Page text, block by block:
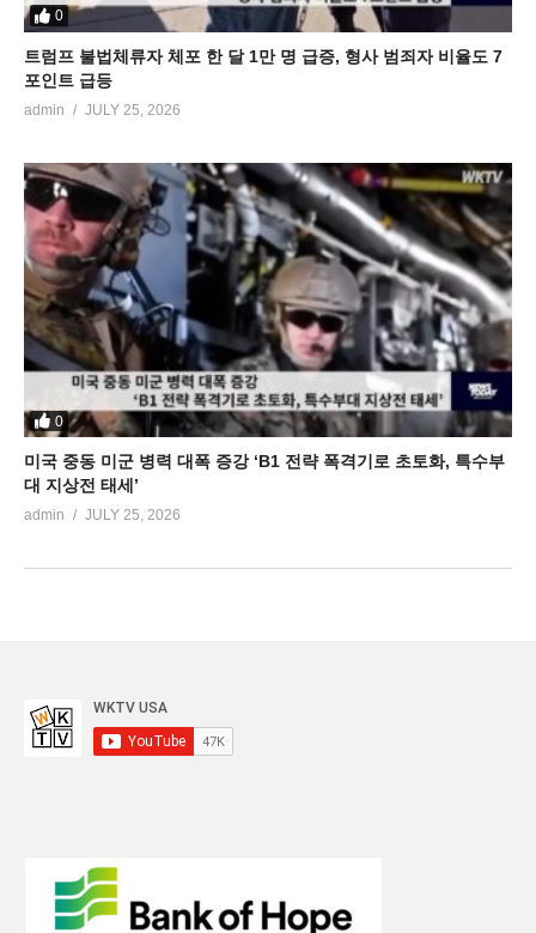
0
트럼프 불법체류자 체포 한 달 1만 명 급증, 형사 범죄자 비율도 7
포인트 급등
admin JULY 25, 2026
0
미국 중동 미군 병력 대폭 증강 ‘B1 전략 폭격기로 초토화, 특수부
대 지상전 태세’
admin JULY 25, 2026